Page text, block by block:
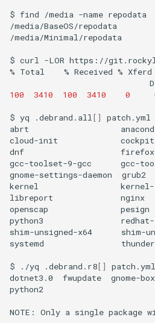
$ find /media -name repodata
/media/BaseOS/repodata
/media/Minimal/repodata
$ curl -LOR https://
% Total % Received % Xferd
100
3410 100 3410 0
$ yq .debrand.all [] patch.yml
abrt
cloud-init
cockpit
dnf
firefox
gcc-toolset-9-gcc
gcc-
gnome-settings-daemon
grub2
kernel
libreport
nginx
openscap
pesign
python3
shim-unsigned-x64
shim-
systemd
$ ./yq .debrand.r8[] patch.yml
dotnet3.0
fwupdate gnome-
python2
NOTE: Only a single package